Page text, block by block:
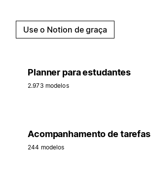
Use o Notion de graça
Planner para estudantes
2.973 modelos
Acompanhamento de tarefas
244 modelos